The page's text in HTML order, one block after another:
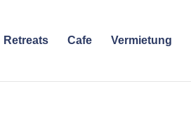
Retreats Cafe Vermietung